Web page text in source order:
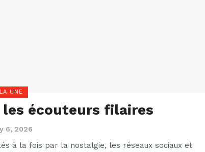
UNE
écouteurs filaires
6, 2026
à la fois par la nostalgie, les réseaux sociaux et